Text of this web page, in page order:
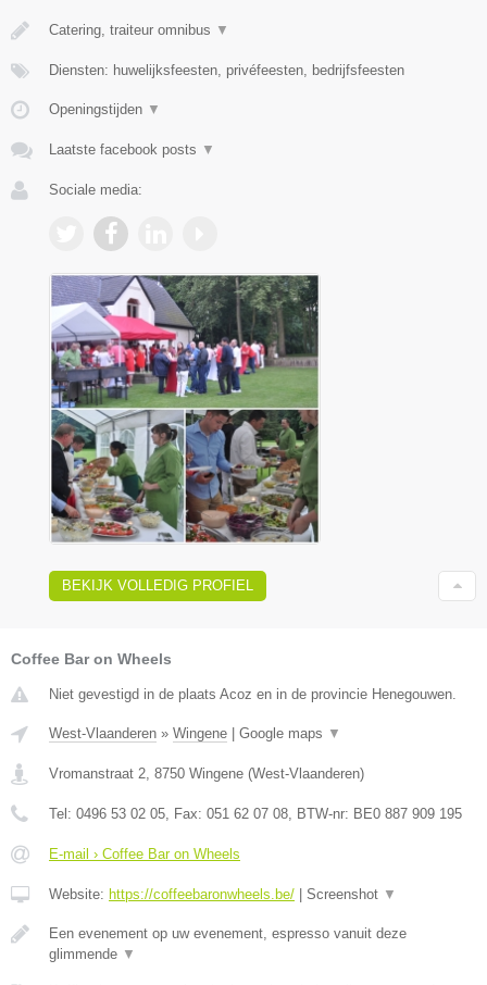
Catering, traiteur omnibus ▼
Diensten: huwelijksfeesten, privéfeesten, bedrijfsfeesten
Openingstijden ▼
Laatste facebook posts ▼
Sociale media:
BEKIJK VOLLEDIG PROFIEL
Coffee Bar on Wheels
Niet gevestigd in de plaats Acoz en in de provincie Henegouwen.
West-Vlaanderen » Wingene Google maps ▼
Vromanstraat 2 8750 Wingene (West-Vlaanderen)
Tel: 0496 53 02 05 , Fax: 051 62 07 08 , BTW-nr: BE0 887 909 195
E-mail › Coffee Bar on Wheels
Website: https://coffeebaronwheels.be/ Screenshot ▼
Een evenement op uw evenement, espresso vanuit deze
glimmende ▼